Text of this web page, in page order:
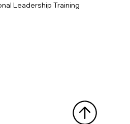
Leadership Training